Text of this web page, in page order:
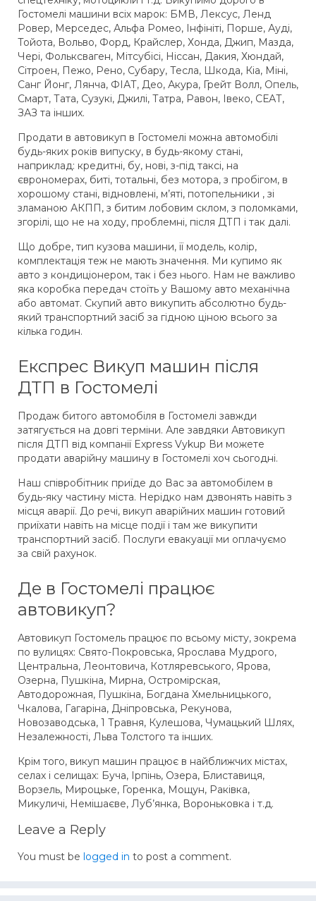
Гостомелі машини всіх марок: БМВ, Лексус, Ленд
Ровер, Мерседес, Альфа Ромео, Інфініті, Порше, Ауді,
Тойота, Вольво, Форд, Крайслер, Хонда, Джип, Мазда,
Чері, Фольксваген, Мітсубісі, Ніссан, Дакия, Хюндай,
Сітроен, Пежо, Рено, Субару, Тесла, Шкода, Кіа, Міні,
Санг Йонг, Лянча, ФІАТ, Део, Акура, Грейт Волл, Опель,
Смарт, Тата, Сузукі, Джилі, Татра, Равон, Івеко, СЕАТ,
ЗАЗ та інших.
Продати в автовикуп в Гостомелі можна автомобілі
будь-яких років випуску, в будь-якому стані,
наприклад: кредитні, бу, нові, з-під таксі, на
єврономерах, биті, тотальні, без мотора, з пробігом, в
хорошому стані, відновлені, м’яті, потопельники , зі
зламаною АКПП, з битим лобовим склом, з поломками,
згорілі, що не на ходу, проблемні, після ДТП і так далі.
Що добре, тип кузова машини, її модель, колір,
комплектація теж не мають значення. Ми купимо як
авто з кондиціонером, так і без нього. Нам не важливо
яка коробка передач стоїть у Вашому авто механічна
або автомат. Скупий авто викупить абсолютно будь-
який транспортний засіб за гідною ціною всього за
кілька годин.
Експрес Викуп машин після
ДТП в Гостомелі
Продаж битого автомобіля в Гостомелі завжди
затягується на довгі терміни. Але завдяки Автовикуп
після ДТП від компанії Express Vykup Ви можете
продати аварійну машину в Гостомелі хоч сьогодні.
Наш співробітник приїде до Вас за автомобілем в
будь-яку частину міста. Нерідко нам дзвонять навіть з
місця аварії. До речі, викуп аварійних машин готовий
приїхати навіть на місце події і там же викупити
транспортний засіб. Послуги евакуації ми оплачуємо
за свій рахунок.
Де в Гостомелі працює
автовикуп?
Автовикуп Гостомель працює по всьому місту, зокрема
по вулицях: Свято-Покровська, Ярослава Мудрого,
Центральна, Леонтовича, Котляревського, Ярова,
Озерна, Пушкіна, Мирна, Остромірская,
Автодорожная, Пушкіна, Богдана Хмельницького,
Чкалова, Гагаріна, Дніпровська, Рекунова,
Новозаводська, 1 Травня, Кулешова, Чумацький Шлях,
Незалежності, Льва Толстого та інших.
Крім того, викуп машин працює в найближчих містах,
селах і селищах: Буча, Ірпінь, Озера, Блиставиця,
Ворзель, Мироцьке, Горенка, Мощун, Раківка,
Микуличі, Немішаєве, Луб’янка, Вороньковка і т.д.
Leave a Reply
You must be logged in to post a comment.